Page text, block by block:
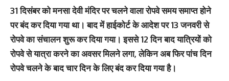
31 दिसंबर को मनसा देवी मंदिर पर चलने वाला रोपवे समय समाप्त होने
पर बंद कर दिया गया था। बाद में हाईकोर्ट के आदेश पर 13 जनवरी से
रोपवे का संचालन शुरू कर दिया गया। इससे 12 दिन बाद यात्रियों को
रोपवे से यात्रा करने का अवसर मिलने लगा, लेकिन अब फिर पांच दिन
रोपवे चलने के बाद चार दिन के लिए बंद कर दिया गया है।